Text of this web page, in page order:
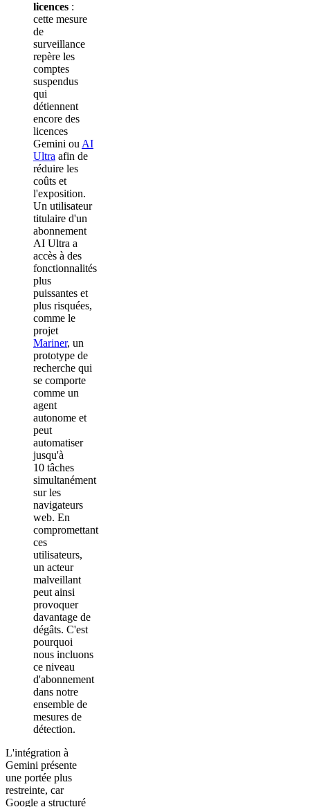
licences :
cette mesure
de
surveillance
repère les
comptes
suspendus
qui
détiennent
encore des
licences
Gemini ou AI
Ultra afin de
réduire les
coûts et
l'exposition.
Un utilisateur
titulaire d'un
abonnement
AI Ultra a
accès à des
fonctionnalités
plus
puissantes et
plus risquées,
comme le
projet
Mariner, un
prototype de
recherche qui
se comporte
comme un
agent
autonome et
peut
automatiser
jusqu'à
10 tâches
simultanément
sur les
navigateurs
web. En
compromettant
ces
utilisateurs,
un acteur
malveillant
peut ainsi
provoquer
davantage de
dégâts. C'est
pourquoi
nous incluons
ce niveau
d'abonnement
dans notre
ensemble de
mesures de
détection.
L'intégration à
Gemini présente
une portée plus
restreinte, car
Google a structuré